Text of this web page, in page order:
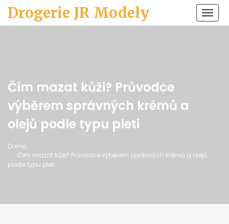
Drogerie JR Modely
Čím mazat kůži? Průvodce
výběrem správných krémů a
olejů podle typu pleti
Domů
Čím mazat kůži? Průvodce výběrem správných krémů a olejů
podle typu pleti